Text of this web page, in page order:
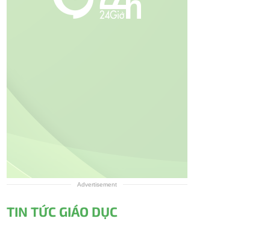
Advertisement
TIN TỨC GIÁO DỤC